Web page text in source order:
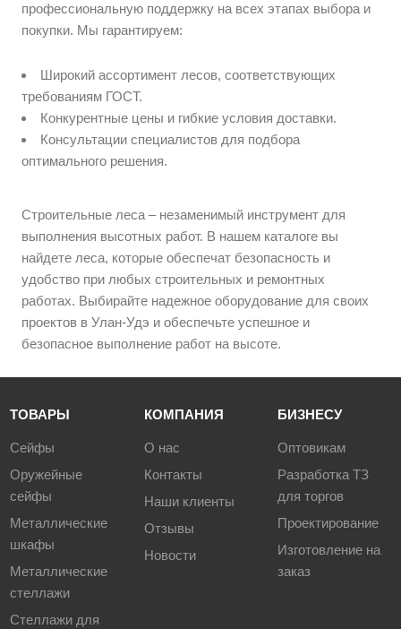
профессиональную поддержку на всех этапах выбора и
покупки. Мы гарантируем:
Широкий ассортимент лесов, соответствующих
требованиям ГОСТ.
Конкурентные цены и гибкие условия доставки.
Консультации специалистов для подбора
оптимального решения.
Строительные леса – незаменимый инструмент для
выполнения высотных работ. В нашем каталоге вы
найдете леса, которые обеспечат безопасность и
удобство при любых строительных и ремонтных
работах. Выбирайте надежное оборудование для своих
проектов в Улан-Удэ и обеспечьте успешное и
безопасное выполнение работ на высоте.
ТОВАРЫ
Сейфы
Оружейные
сейфы
Металлические
шкафы
Металлические
стеллажи
Стеллажи для
КОМПАНИЯ
О нас
Контакты
Наши клиенты
Отзывы
Новости
БИЗНЕСУ
Оптовикам
Разработка ТЗ
для торгов
Проектирование
Изготовление на
заказ